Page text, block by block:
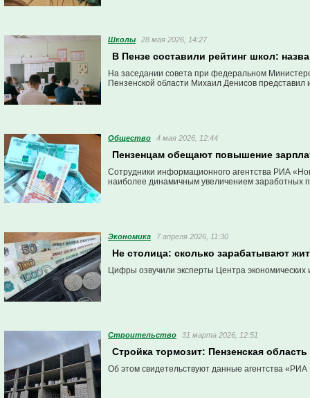
Школы 28 мая 2026, 14:27
В Пензе составили рейтинг школ:
На заседании совета при федеральном
Пензенской области Михаил Денисов представил
Общество 4 мая 2026, 12:44
Пензенцам обещают повышение
Сотрудники информационного агентства РИА
наиболее динамичным увеличением заработных
Экономика 7 апреля 2026, 11:30
Не столица: сколько зарабатывают
Цифры озвучили эксперты Центра
Строительство 31 марта 2026, 12:51
Стройка тормозит: Пензенская
Об этом свидетельствуют данные агентства «РИА